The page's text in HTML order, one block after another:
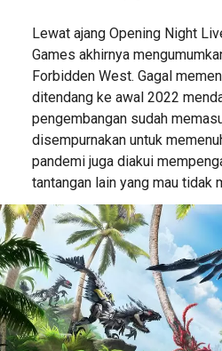
Lewat ajang Opening Night
Games akhirnya
Forbidden West. Gagal
ditendang ke awal 2022
pengembangan sudah
disempurnakan untuk
pandemi juga diakui
tantangan lain yang mau tidak